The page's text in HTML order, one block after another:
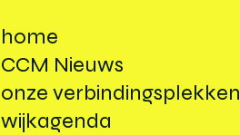
home
CCM Nieuws
onze verbindingsplekken
wijkagenda